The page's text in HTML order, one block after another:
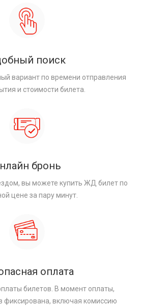
поиск
вариант по времени отправления
и стоимости билета.
бронь
вы можете купить ЖД билет по
цене за пару минут.
оплата
билетов. В момент оплаты,
фиксирована, включая комиссию